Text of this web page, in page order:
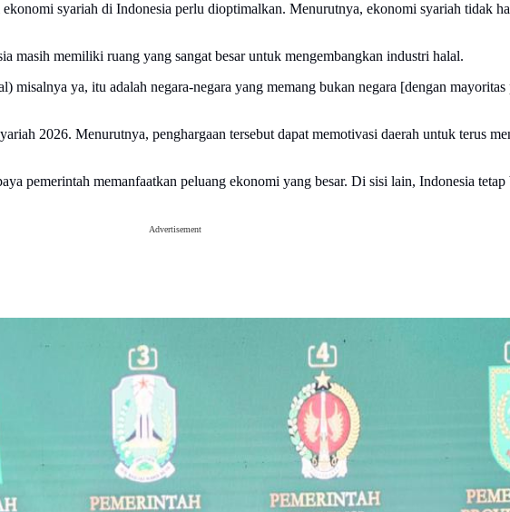
syariah di Indonesia perlu dioptimalkan. Menurutnya, ekonomi syariah tidak
masih memiliki ruang yang sangat besar untuk mengembangkan industri halal.
misalnya ya, itu adalah negara-negara yang memang bukan negara [dengan
2026. Menurutnya, penghargaan tersebut dapat memotivasi daerah untuk terus
pemerintah memanfaatkan peluang ekonomi yang besar. Di sisi lain, Indonesia
Advertisement